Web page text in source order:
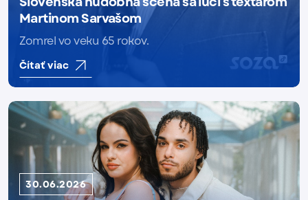
Martinom Sarvašom
Zomrel vo veku 65 rokov.
Čítať viac
30.06.2026